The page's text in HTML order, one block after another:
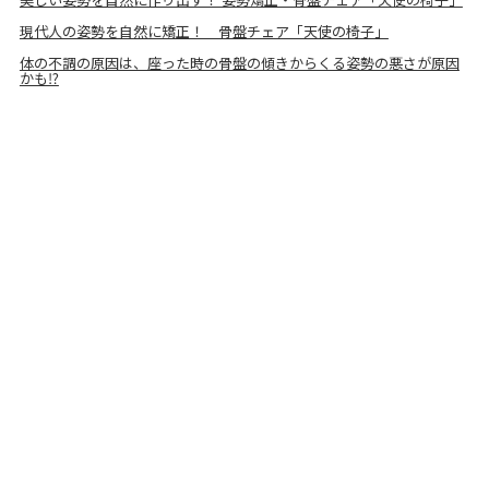
現代人の姿勢を自然に矯正！ 骨盤チェア「天使の椅子」
体の不調の原因は、座った時の骨盤の傾きからくる姿勢の悪さが原因
かも⁉